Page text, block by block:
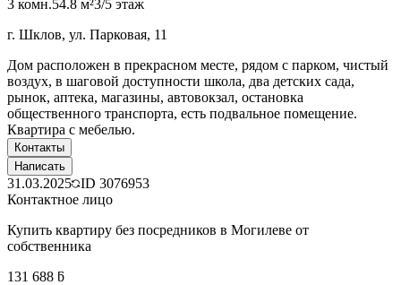
3 комн.54.8 м²3/5 этаж
г. Шклов, ул. Парковая, 11
Дом расположен в прекрасном месте, рядом с парком, чистый
воздух, в шаговой доступности школа, два детских сада,
рынок, аптека, магазины, автовокзал, остановка
общественного транспорта, есть подвальное помещение.
Квартира с мебелью.
Контакты
Написать
31.03.2025 ID 3076953
Контактное лицо
Купить квартиру без посредников в Могилеве от
собственника
131 688 ƃ